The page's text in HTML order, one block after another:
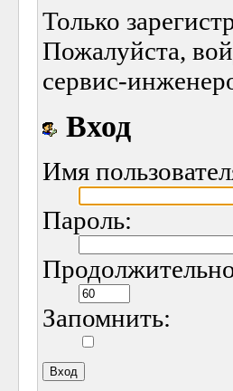
Только
Пожалуйста,
сервис-
Вход
Имя
Пароль:
Запомнить: